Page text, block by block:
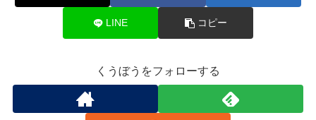
LINE コピー
くうぼうをフォローする